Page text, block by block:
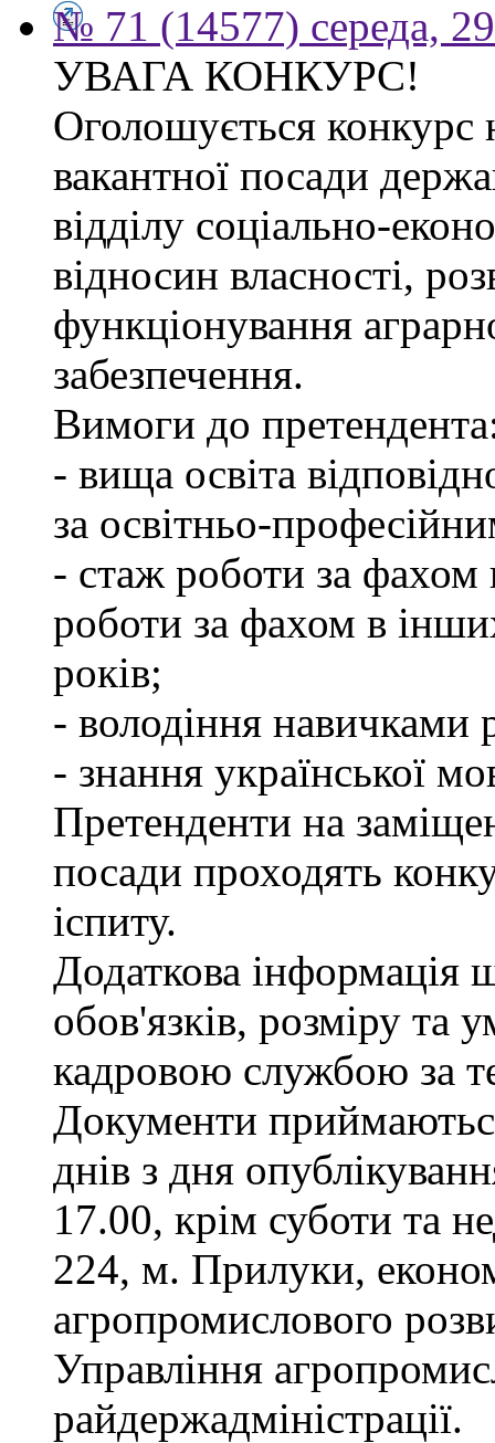
№ 71 (14577) середа,
УВАГА КОНКУРС!
Оголошується конкурс
вакантної посади
відділу соціально-
відносин власності,
функціонування
забезпечення.
Вимоги до
- вища освіта
за освітньо-
- стаж роботи за
роботи за фахом в
років;
- володіння навичками
- знання української
Претенденти на
посади проходять
іспиту.
Додаткова інформація
обов'язків, розміру та
кадровою службою за
Документи
днів з дня
17.00, крім суботи та
224, м. Прилуки,
агропромислового
Управління
райдержадміністрації.